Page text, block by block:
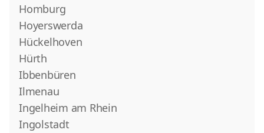
Homburg
Hoyerswerda
Hückelhoven
Hürth
Ibbenbüren
Ilmenau
Ingelheim am Rhein
Ingolstadt